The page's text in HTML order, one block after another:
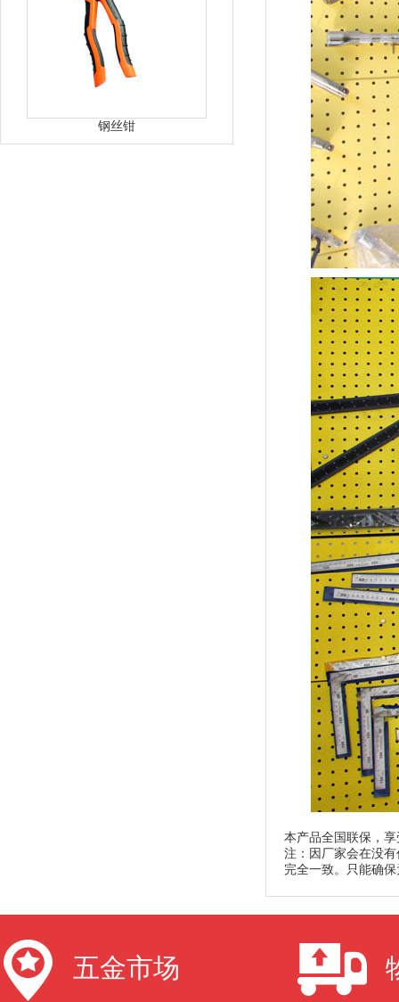
本产品全国联保，
注：因厂家会在没
完全一致。只能确
钢丝钳
五金市场